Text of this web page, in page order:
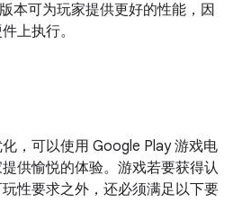
本可为玩家提供更好的性能，因
上执行。
，可以使用 Google Play 游戏电
供愉悦的体验。游戏若要获得认
性要求之外，还必须满足以下要